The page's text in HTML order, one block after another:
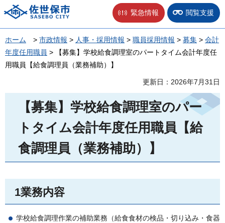
佐世保市 緊急情報 閲覧支援
ホーム > 市政情報 > 人事・採用情報 > 職員採用情報 > 募集 > 会計
年度任用職員 > 【募集】学校給食調理室のパートタイム会計年度任
用職員【給食調理員（業務補助）】
更新日：2026年7月31日
【募集】学校給食調理室のパー
トタイム会計年度任用職員【給
食調理員（業務補助）】
1業務内容
学校給食調理作業の補助業務（給食食材の検品・切り込み・食器